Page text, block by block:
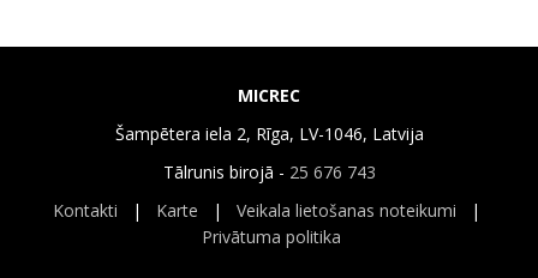
MICREC
Šampētera iela 2, Rīga, LV-1046, Latvija
Tālrunis birojā - 25 676 743
Kontakti | Karte | Veikala lietošanas noteikumi |
Privātuma politika